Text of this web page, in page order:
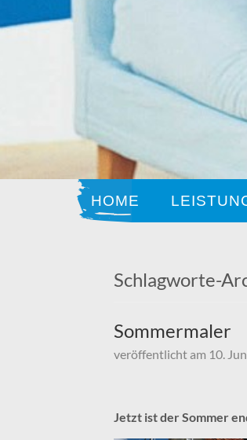
HOME
Schlagworte-
Sommermaler
veröffentlicht am 10.
Jetzt ist der Sommer